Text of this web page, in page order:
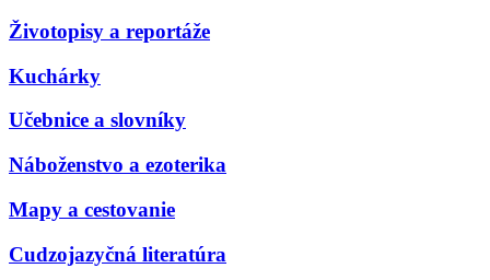
Životopisy a reportáže
Kuchárky
Učebnice a slovníky
Náboženstvo a ezoterika
Mapy a cestovanie
Cudzojazyčná literatúra